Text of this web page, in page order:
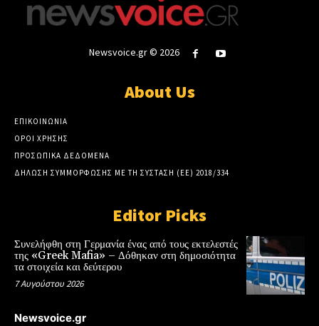
Newsvoice.gr © 2026
About Us
ΕΠΙΚΟΙΝΩΝΙΑ
ΟΡΟΙ ΧΡΗΣΗΣ
ΠΡΟΣΩΠΙΚΑ ΔΕΔΟΜΕΝΑ
ΔΗΛΩΣΗ ΣΥΜΜΟΡΦΩΣΗΣ ΜΕ ΤΗ ΣΥΣΤΑΣΗ (ΕΕ) 2018/334
Editor Picks
Συνελήφθη στη Γερμανία ένας από τους εκτελεστές
της «Greek Mafia» – Δόθηκαν στη δημοσιότητα
τα στοιχεία και δεύτερου
7 Αυγούστου 2026
Newsvoice.gr